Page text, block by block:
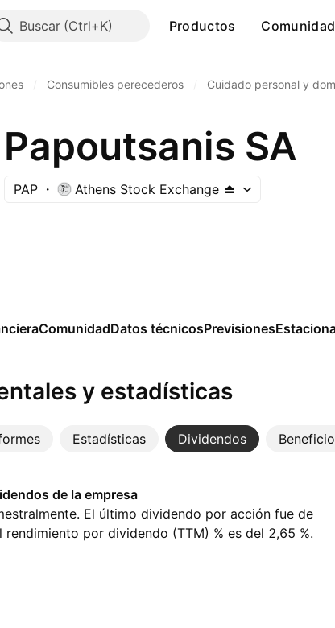
Buscar Productos Comunidad
Consumibles perecederos Cuidado personal y
Papoutsanis SA
PAP Athens Stock Exchange
ComunidadDatos técnicosPrevisiones
y estadísticas
Estadísticas Dividendos
de la empresa
El último dividendo por acción fue de
rendimiento por dividendo (TTM) % es del 2,65 %.